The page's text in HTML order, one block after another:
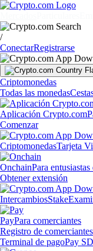
/
ConectarRegistrarse
Criptomonedas
Todas las monedas
Aplicación Crypto.com
Comenzar
CriptomonedasTarjeta
OnchainPara
Obtener extensión
IntercambiosStake
PayPara comerciantes
Registro de comerciantes
Terminal de pagoPay